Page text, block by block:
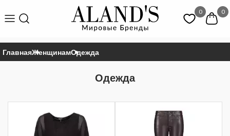
0 0
ГлавнаяЖенщинамОдежда
Одежда